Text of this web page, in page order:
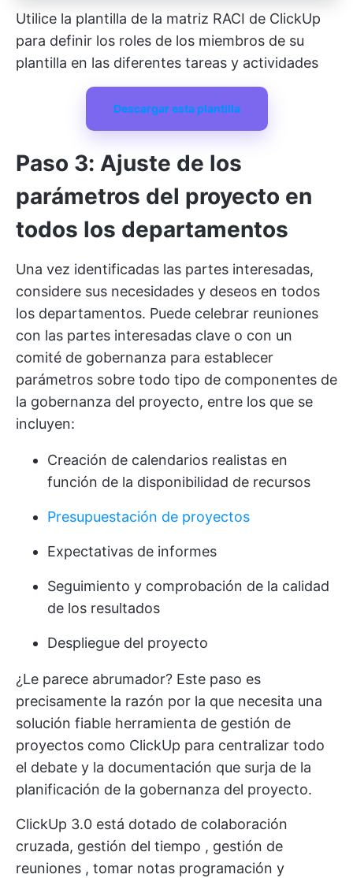
Utilice la plantilla de la matriz RACI de ClickUp
para definir los roles de los miembros de su
plantilla en las diferentes tareas y actividades
Descargar esta plantilla
Paso 3: Ajuste de los
parámetros del proyecto en
todos los departamentos
Una vez identificadas las partes interesadas,
considere sus necesidades y deseos en todos
los departamentos. Puede celebrar reuniones
con las partes interesadas clave o con un
comité de gobernanza para establecer
parámetros sobre todo tipo de componentes de
la gobernanza del proyecto, entre los que se
incluyen:
Creación de calendarios realistas en
función de la disponibilidad de recursos
Presupuestación de proyectos
Expectativas de informes
Seguimiento y comprobación de la calidad
de los resultados
Despliegue del proyecto
¿Le parece abrumador? Este paso es
precisamente la razón por la que necesita una
solución fiable herramienta de gestión de
proyectos como ClickUp para centralizar todo
el debate y la documentación que surja de la
planificación de la gobernanza del proyecto.
ClickUp 3.0 está dotado de colaboración
cruzada, gestión del tiempo , gestión de
reuniones , tomar notas programación y